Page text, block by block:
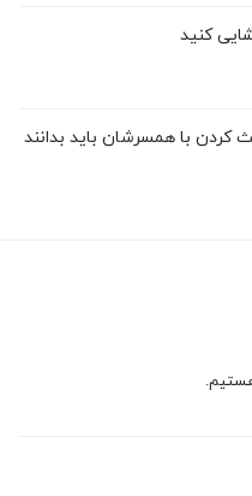
کنید
کردن با همسرشان باید بدانند